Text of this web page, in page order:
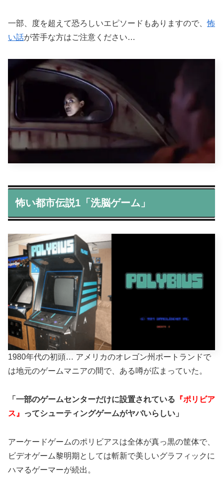
一部、度を超えて恐ろしいエピソードもありますので、怖
い話が苦手な方はご注意ください…
怖い都市伝説1「洗脳ゲーム」
1980年代の初頭… アメリカのオレゴン州ポートランドで
は地元のゲームマニアの間で、ある噂が広まっていた。
「一部のゲームセンターだけに設置されている 『ポリビア
ス』
ってシューティングゲームがヤバいらしい」
アーケードゲームのポリビアスは全体が真っ黒の筐体で、
ビデオゲーム黎明期としては斬新で美しいグラフィックに
ハマるゲーマーが続出。